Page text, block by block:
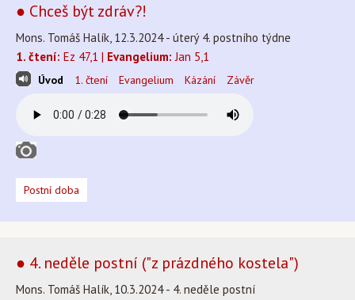
● Chceš být zdráv?!
Mons. Tomáš Halík, 12.3.2024 - úterý 4. postního týdne
1. čtení: Ez 47,1 | Evangelium: Jan 5,1
Úvod 1. čtení Evangelium Kázání Závěr
Postní doba
● 4. neděle postní ("z prázdného kostela")
Mons. Tomáš Halík, 10.3.2024 - 4. neděle postní